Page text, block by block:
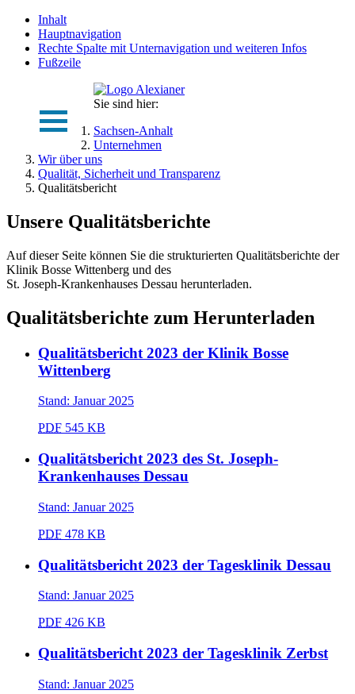
Inhalt
Hauptnavigation
Rechte Spalte mit Unternavigation und weiteren Infos
Fußzeile
Sie sind hier:
Sachsen-Anhalt
Unternehmen
Wir über uns
Qualität, Sicherheit und Transparenz
Qualitätsbericht
Unsere Qualitätsberichte
Auf dieser Seite können Sie die strukturierten Qualitätsberichte der
Klinik Bosse Wittenberg und des
St. Joseph-Krankenhauses Dessau herunterladen.
Qualitätsberichte zum Herunterladen
Qualitätsbericht 2023 der Klinik Bosse
Wittenberg
Stand: Januar 2025
PDF 545 KB
Qualitätsbericht 2023 des St. Joseph-
Krankenhauses Dessau
Stand: Januar 2025
PDF 478 KB
Qualitätsbericht 2023 der Tagesklinik Dessau
Stand: Januar 2025
PDF 426 KB
Qualitätsbericht 2023 der Tagesklinik Zerbst
Stand: Januar 2025